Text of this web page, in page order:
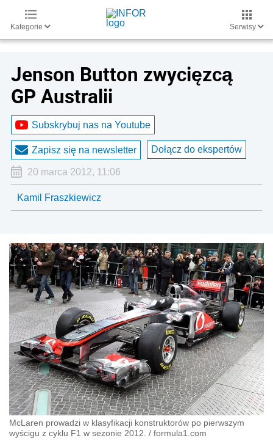
Kategorie Serwisy
Jenson Button zwycięzcą
GP Australii
Subskrybuj nas na Youtube
Zapisz się na newsletter Dołącz do ekspertów
20 marca 2012, 11:06
Kamil Fraszkiewicz
McLaren prowadzi w klasyfikacji konstruktorów po pierwszym
wyścigu z cyklu F1 w sezonie 2012. / formula1.com